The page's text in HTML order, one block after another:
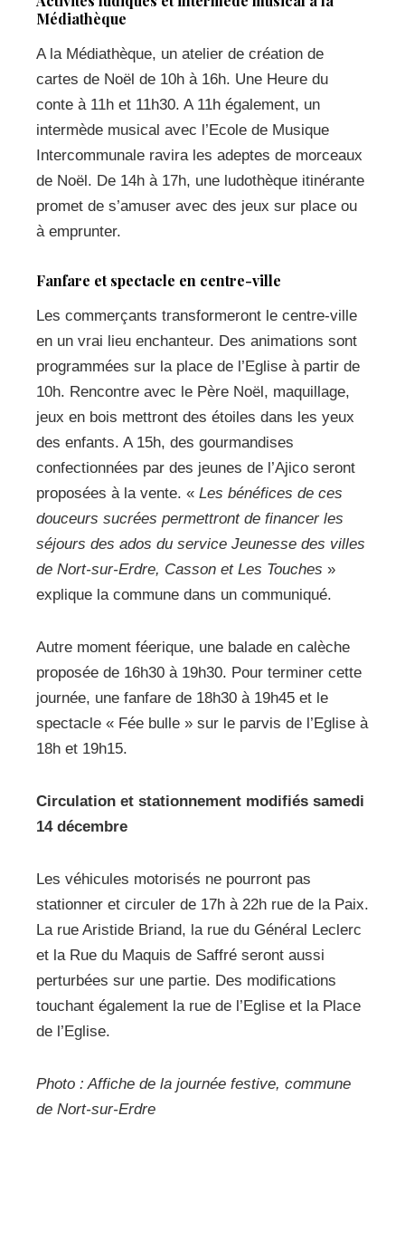
Médiathèque
A la Médiathèque, un atelier de création de
cartes de Noël de 10h à 16h. Une Heure du
conte à 11h et 11h30. A 11h également, un
intermède musical avec l’Ecole de Musique
Intercommunale ravira les adeptes de morceaux
de Noël. De 14h à 17h, une ludothèque itinérante
promet de s’amuser avec des jeux sur place ou
à emprunter.
Fanfare et spectacle en centre-ville
Les commerçants transformeront le centre-ville
en un vrai lieu enchanteur. Des animations sont
programmées sur la place de l’Eglise à partir de
10h. Rencontre avec le Père Noël, maquillage,
jeux en bois mettront des étoiles dans les yeux
des enfants. A 15h, des gourmandises
confectionnées par des jeunes de l’Ajico seront
proposées à la vente. « Les bénéfices de ces
douceurs sucrées permettront de financer les
séjours des ados du service Jeunesse des villes
de Nort-sur-Erdre, Casson et Les Touches »
explique la commune dans un communiqué.
Autre moment féerique, une balade en calèche
proposée de 16h30 à 19h30. Pour terminer cette
journée, une fanfare de 18h30 à 19h45 et le
spectacle « Fée bulle » sur le parvis de l’Eglise à
18h et 19h15.
Circulation et stationnement modifiés samedi
14 décembre
Les véhicules motorisés ne pourront pas
stationner et circuler de 17h à 22h rue de la Paix.
La rue Aristide Briand, la rue du Général Leclerc
et la Rue du Maquis de Saffré seront aussi
perturbées sur une partie. Des modifications
touchant également la rue de l’Eglise et la Place
de l’Eglise.
Photo : Affiche de la journée festive, commune
de Nort-sur-Erdre